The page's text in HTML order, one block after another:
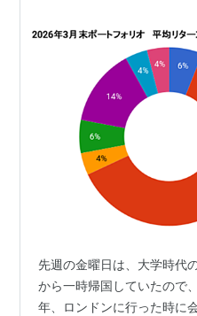
先週の金曜日は、大学時代
から一時帰国していたので
年、ロンドンに行った時に